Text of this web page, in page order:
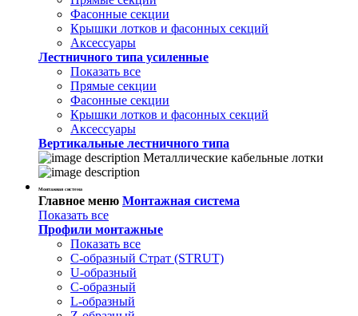
Фасонные секции
Крышки лотков и фасонных секций
Аксессуары
Лестничного типа усиленные
Показать все
Прямые секции
Фасонные секции
Крышки лотков и фасонных секций
Аксессуары
Вертикальные лестничного типа
Металлические кабельные лотки
Монтажная система
Главное меню Монтажная система
Показать все
Профили монтажные
Показать все
С-образный Страт (STRUT)
U-образный
С-образный
L-образный